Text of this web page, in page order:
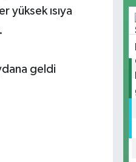
yüksek ısıya
geldi